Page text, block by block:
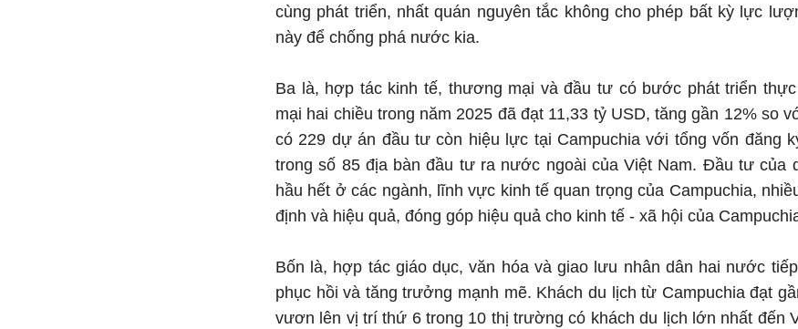
cùng phát triển, nhất quán nguyên tắc không cho phép bất kỳ lực
này để chống phá nước kia.
Ba là, hợp tác kinh tế, thương mại và đầu tư có bước phát triển
mại hai chiều trong năm 2025 đã đạt 11,33 tỷ USD, tăng gần 12% so
có 229 dự án đầu tư còn hiệu lực tại Campuchia với tổng vốn đăng
trong số 85 địa bàn đầu tư ra nước ngoài của Việt Nam. Đầu tư của
hầu hết ở các ngành, lĩnh vực kinh tế quan trọng của Campuchia,
định và hiệu quả, đóng góp hiệu quả cho kinh tế - xã hội của
Bốn là, hợp tác giáo dục, văn hóa và giao lưu nhân dân hai nước
phục hồi và tăng trưởng mạnh mẽ. Khách du lịch từ Campuchia đạt
vươn lên vị trí thứ 6 trong 10 thị trường có khách du lịch lớn nhất đến